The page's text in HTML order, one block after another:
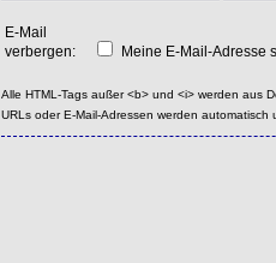
E-Mail
verbergen:
Meine E-Mail-Adresse
Alle HTML-Tags außer <b> und <i> werden aus
URLs oder E-Mail-Adressen werden automatisch